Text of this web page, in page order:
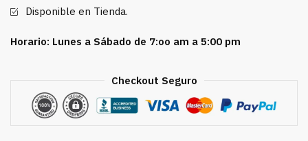
Disponible en Tienda.
Horario: Lunes a Sábado de 7:oo am a 5:00 pm
Checkout Seguro